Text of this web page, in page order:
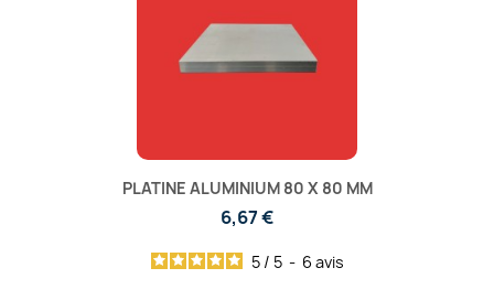
PLATINE ALUMINIUM 80 X 80 MM
6,67 €
5 / 5 - 6 avis